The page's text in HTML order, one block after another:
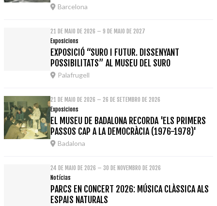
Barcelona
21 DE MAIO DE 2026 – 9 DE MAIO DE 2027
Exposicions
EXPOSICIÓ “SURO I FUTUR. DISSENYANT
POSSIBILITATS” AL MUSEU DEL SURO
Palafrugell
21 DE MAIO DE 2026 – 26 DE SETEMBRO DE 2026
Exposicions
EL MUSEU DE BADALONA RECORDA 'ELS PRIMERS
PASSOS CAP A LA DEMOCRÀCIA (1976-1978)'
Badalona
24 DE MAIO DE 2026 – 30 DE NOVEMBRO DE 2026
Notícias
PARCS EN CONCERT 2026: MÚSICA CLÀSSICA ALS
ESPAIS NATURALS